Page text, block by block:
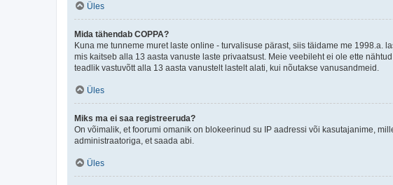
Üles
Mida tähendab COPPA?
Kuna me tunneme muret laste online - turvalisuse pärast, siis täidame me 1998.a.
mis kaitseb alla 13 aasta vanuste laste privaatsust. Meie veebileht ei ole ette
teadlik vastuvõtt alla 13 aasta vanustelt lastelt alati, kui nõutakse vanusandmeid.
Üles
Miks ma ei saa registreeruda?
On võimalik, et foorumi omanik on blokeerinud su IP aadressi või kasutajanime,
administraatoriga, et saada abi.
Üles